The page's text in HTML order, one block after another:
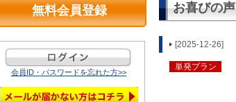
無料会員登録
会員ID・パスワードを忘れた方>>
お喜びの声
[2025-12-26]
単発プラン